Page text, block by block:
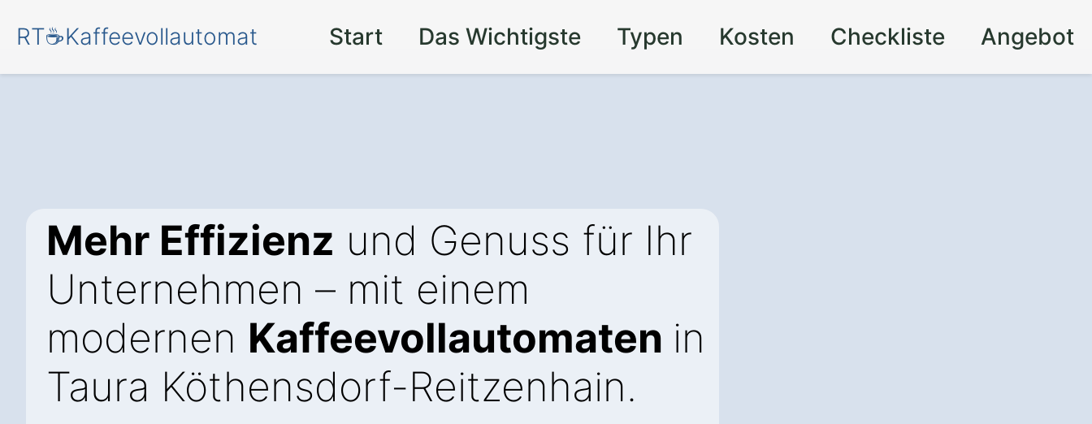
RT☕Kaffeevollautomat Start Das Wichtigste Typen Kosten Checkliste Angebot
Mehr Effizienz und Genuss für Ihr
Unternehmen – mit einem
modernen Kaffeevollautomaten in
Taura Köthensdorf-Reitzenhain.